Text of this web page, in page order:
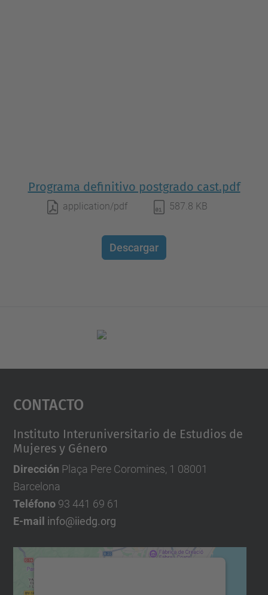
Programa definitivo postgrado cast.pdf
application/pdf 587.8 KB
Descargar
Contacto
Instituto Interuniversitario de Estudios de
Mujeres y Género
Dirección Plaça Pere Coromines, 1 08001
Barcelona
Teléfono 93 441 69 61
E-mail info@iiedg.org